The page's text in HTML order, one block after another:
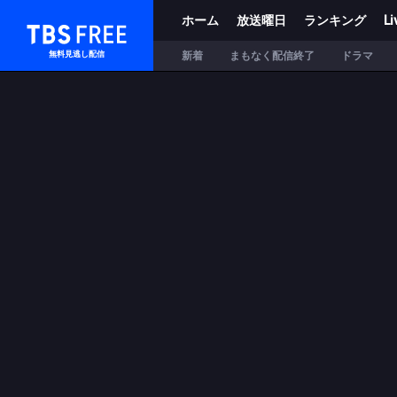
TBS FREE
無料見逃し配信
ホーム 放送曜日 ランキング
新着 まもなく配信終了 ドラマ